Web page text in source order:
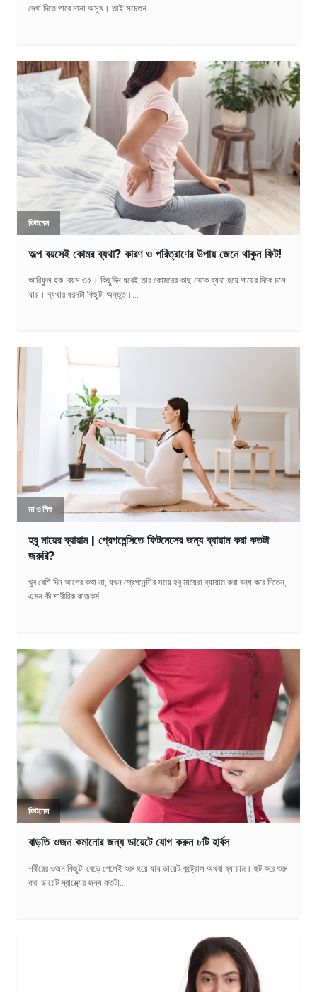
দেখা দিতে পারে নানা অসুখ। তাই সচেতন...
ফিটনেস
অল্প বয়সেই কোমর ব্যথা? কারণ ও পরিত্রাণের উপায় জেনে থাকুন ফিট!
আরিফুল হক, বয়স ৩৫। কিছুদিন ধরেই তার কোমরের কাছ থেকে ব্যথা হয়ে পায়ের দিকে চলে
যায়। ব্যথার ধরনটা কিছুটা অদ্ভুত।...
মা ও শিশু
হবু মায়ের ব্যায়াম | প্রেগনেন্সিতে ফিটনেসের জন্য ব্যায়াম করা কতটা
জরুরি?
খুব বেশি দিন আগের কথা না, যখন প্রেগনেন্সির সময় হবু মায়েরা ব্যায়াম করা বন্ধ করে দিতেন,
এমন কী শারীরিক কাজকর্ম...
ফিটনেস
বাড়তি ওজন কমানোর জন্য ডায়েটে যোগ করুন ৮টি হার্বস
শরীরের ওজন কিছুটা বেড়ে গেলেই শুরু হয়ে যায় ডায়েট কন্ট্রোল অথবা ব্যায়াম। হুট করে শুরু
করা ডায়েট স্বাস্থ্যের জন্য কতটা...